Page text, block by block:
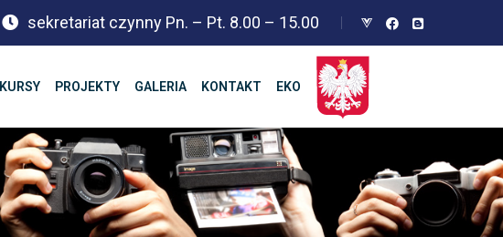
sekretariat czynny Pn. – Pt. 8.00 – 15.00
KURSY PROJEKTY GALERIA KONTAKT EKO